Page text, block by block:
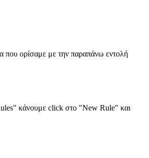
που ορίσαμε με την παραπάνω εντολή
κάνουμε click στο "New Rule" και